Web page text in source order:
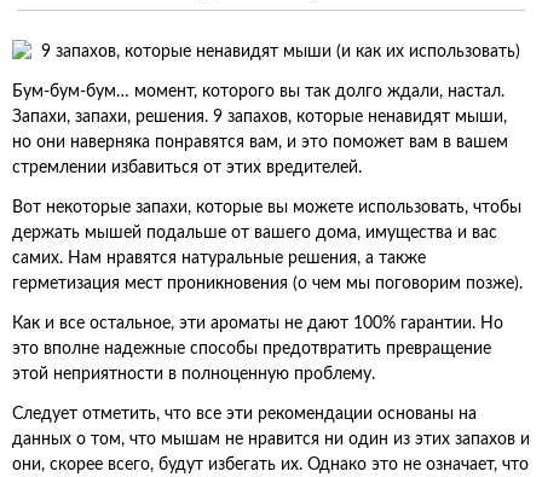
Бум-бум-бум… момент, которого вы так долго ждали, настал.
Запахи, запахи, решения. 9 запахов, которые ненавидят мыши,
но они наверняка понравятся вам, и это поможет вам в вашем
стремлении избавиться от этих вредителей.
Вот некоторые запахи, которые вы можете использовать, чтобы
держать мышей подальше от вашего дома, имущества и вас
самих. Нам нравятся натуральные решения, а также
герметизация мест проникновения (о чем мы поговорим позже).
Как и все остальное, эти ароматы не дают 100% гарантии. Но
это вполне надежные способы предотвратить превращение
этой неприятности в полноценную проблему.
Следует отметить, что все эти рекомендации основаны на
данных о том, что мышам не нравится ни один из этих запахов и
они, скорее всего, будут избегать их. Однако это не означает, что